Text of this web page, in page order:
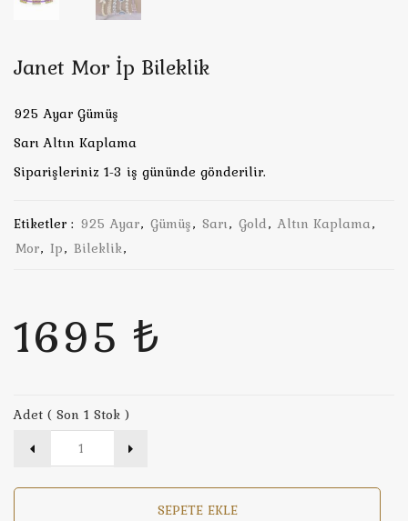
Janet Mor İp Bileklik
925 Ayar Gümüş
Sarı Altın Kaplama
Siparişleriniz 1-3 iş gününde gönderilir.
Etiketler : 925 Ayar, Gümüş, Sarı, Gold, Altın Kaplama,
Mor, Ip, Bileklik,
1695 ₺
Adet ( Son 1 Stok )
SEPETE EKLE